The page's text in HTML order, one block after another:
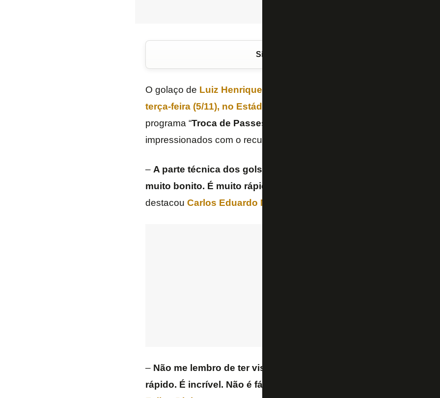
Siga o FogãoNET
O golaço de Luiz Henrique
terça-feira (5/11), no Estádio Nilton Santos
programa “Troca de Passes
impressionados com o recurso do atacante alvinegra.
– A parte técnica dos gols é impressionante. O recurso para
muito bonito. É muito rápido, uma solução de criatividade e
destacou Carlos Eduardo Mansur
– Não me lembro de ter visto um gol assim na vida, de jogador
rápido. É incrível. Não é fácil de pegar. É coisa de futsal, usada